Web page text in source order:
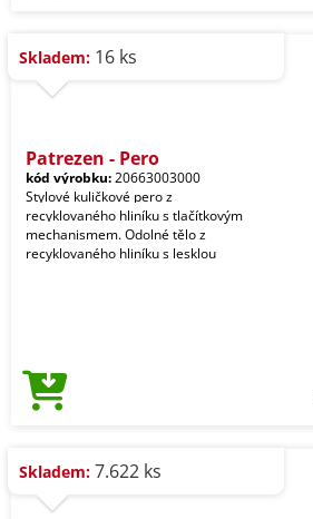
Skladem: 16 ks
Patrezen - Pero
kód výrobku:20663003000
Stylové kuličkové pero z
recyklovaného hliníku s tlačítkovým
mechanismem. Odolné tělo z
recyklovaného hliníku s lesklou
Skladem: 7.622 ks